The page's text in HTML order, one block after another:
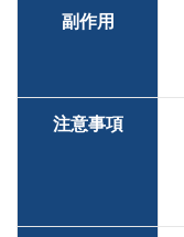
副作用
注意事項